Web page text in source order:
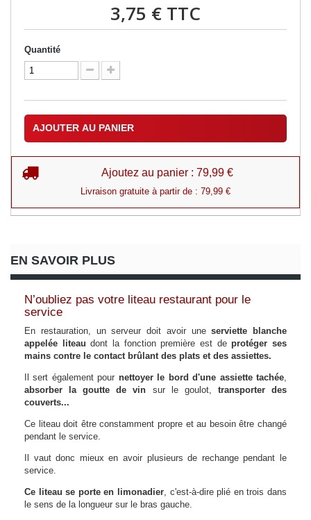
3,75 € TTC
Quantité
AJOUTER AU PANIER
Ajoutez au panier : 79,99 €
Livraison gratuite à partir de : 79,99 €
EN SAVOIR PLUS
N’oubliez pas votre liteau restaurant pour le
service
En restauration, un serveur doit avoir uneserviette blanche
appelée liteau dont la fonction première est deprotéger ses
mains contre le contact brûlant des plats et des assiettes.
Il sert également pour nettoyer le bord d'une assiette tachée,
absorber la goutte de vin sur le goulot, transporter des
couverts...
Ce liteau doit être constamment propre et au besoin être changé
pendant le service.
Il vaut donc mieux en avoir plusieurs de rechange pendant le
service.
Ce liteau se porte en limonadier, c'est-à-dire plié en trois dans
le sens de la longueur sur le bras gauche.